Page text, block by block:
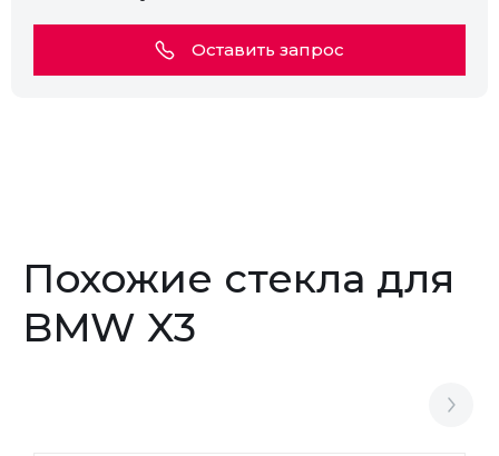
Оставить запрос
Похожие стекла для
BMW X3